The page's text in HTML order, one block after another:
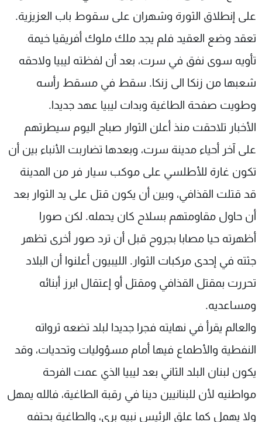
على إنطلاق الثورة وشهران على سقوط باب العزيزية.
تعقد وضع العقيد فلم يجد ملك ملوك أفريقيا خيمة
تأويه سوى نفق في سرت، بعد أن لفظته ليبيا ولاحقه
شعبها من زنكا الى زنكا. سقط في مسقط رأسه
وطويت صفحة الطاغية وبدات ليبيا عهد جديدا.
الأخبار تلاحقت منذ أعلن الثوار صباح اليوم سيطرتهم
على آخر أحياء مدينة سرت، وبعدها تضاربت الأنباء بين أن
تكون غارة للأطلسي على موكب سيار فر من المدينة
قد قتلت القذافي، وبين أن يكون قتل على يد الثوار بعد
أن حاول مقاومتهم بسلاح كان يحمله. لكن صورا
أظهرته حيا مصابا بجروح قبل أن ترد صور أخرى تظهر
جثته في إحدى مركبات الثوار. الليبيون أعلنوا أن البلاد
تحررت بمقتل القذافي ومقتل أو إعتقال ابرز أبنائه
ومساعديه.
والعالم يقرأ في نهايته فجرا جديدا لبلد تضعه ثرواته
النفطية والأطماع فيها أمام مسؤوليات وتحديات، وقد
يكون لبنان البلد الثاني بعد ليبيا الذي عمت الفرحة
مواطنيه لأن للبنانيين دينا في رقبة الطاغية، فالله يمهل
ولا يهمل كما علق الرئيس نبيه بري، والطاغية بحتفه